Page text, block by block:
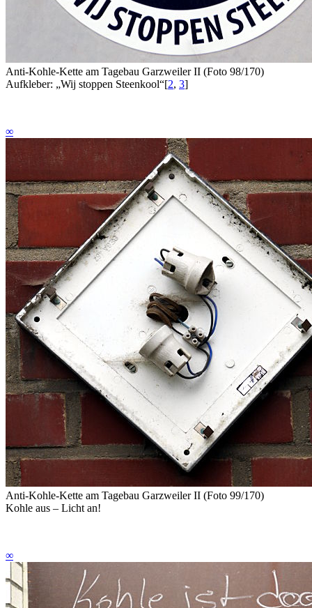
Anti-Kohle-Kette am Tagebau Garzweiler II (Foto 98/170)
Aufkleber: „Wij stoppen Steenkool“[2, 3]
∞
Anti-Kohle-Kette am Tagebau Garzweiler II (Foto 99/170)
Kohle aus – Licht an!
∞